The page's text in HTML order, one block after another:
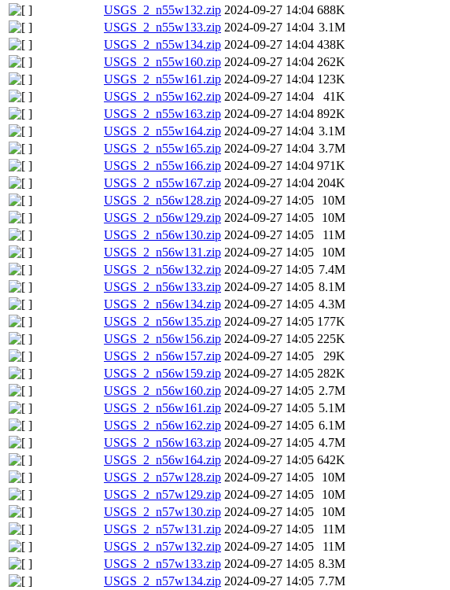
USGS_2_n55w132.zip 2024-09-27 14:04 688K
USGS_2_n55w133.zip 2024-09-27 14:04 3.1M
USGS_2_n55w134.zip 2024-09-27 14:04 438K
USGS_2_n55w160.zip 2024-09-27 14:04 262K
USGS_2_n55w161.zip 2024-09-27 14:04 123K
USGS_2_n55w162.zip 2024-09-27 14:04
41K
USGS_2_n55w163.zip 2024-09-27 14:04 892K
USGS_2_n55w164.zip 2024-09-27 14:04 3.1M
USGS_2_n55w165.zip 2024-09-27 14:04 3.7M
USGS_2_n55w166.zip 2024-09-27 14:04 971K
USGS_2_n55w167.zip 2024-09-27 14:04 204K
USGS_2_n56w128.zip 2024-09-27 14:05
10M
USGS_2_n56w129.zip 2024-09-27 14:05
10M
USGS_2_n56w130.zip 2024-09-27 14:05
11M
USGS_2_n56w131.zip 2024-09-27 14:05
10M
USGS_2_n56w132.zip 2024-09-27 14:05 7.4M
USGS_2_n56w133.zip 2024-09-27 14:05 8.1M
USGS_2_n56w134.zip 2024-09-27 14:05 4.3M
USGS_2_n56w135.zip 2024-09-27 14:05 177K
USGS_2_n56w156.zip 2024-09-27 14:05 225K
USGS_2_n56w157.zip 2024-09-27 14:05
29K
USGS_2_n56w159.zip 2024-09-27 14:05 282K
USGS_2_n56w160.zip 2024-09-27 14:05 2.7M
USGS_2_n56w161.zip 2024-09-27 14:05 5.1M
USGS_2_n56w162.zip 2024-09-27 14:05 6.1M
USGS_2_n56w163.zip 2024-09-27 14:05 4.7M
USGS_2_n56w164.zip 2024-09-27 14:05 642K
USGS_2_n57w128.zip 2024-09-27 14:05
10M
USGS_2_n57w129.zip 2024-09-27 14:05
10M
USGS_2_n57w130.zip 2024-09-27 14:05
10M
USGS_2_n57w131.zip 2024-09-27 14:05
11M
USGS_2_n57w132.zip 2024-09-27 14:05
11M
USGS_2_n57w133.zip 2024-09-27 14:05 8.3M
USGS_2_n57w134.zip 2024-09-27 14:05 7.7M